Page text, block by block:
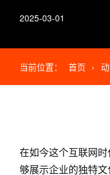
2025-03-01
当前位置： 首页 ›
在如今这个互联网
够展示企业的独特